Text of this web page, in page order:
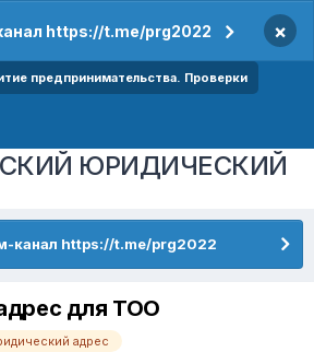
https://t.me/prg2022 ×
предпринимательства. Проверки
ЮРИДИЧЕСКИЙ
канал https://t.me/prg2022
для ТОО
адрес